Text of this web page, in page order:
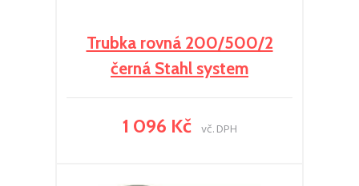
Trubka rovná 200/500/2
černá Stahl system
1 096 Kč vč. DPH